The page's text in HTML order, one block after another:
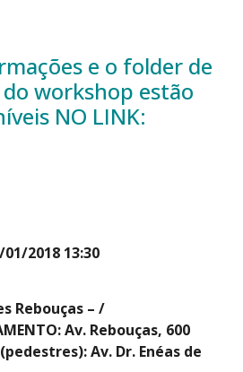
e o folder de
workshop estão
NO LINK:
2018 13:30
Rebouças – /
Av. Rebouças, 600
(pedestres): Av. Dr. Enéas de